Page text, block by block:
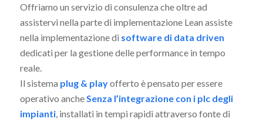
Offriamo un servizio di consulenza che oltre ad
assistervi nella parte di implementazione Lean assiste
nella implementazione di software di data driven
dedicati per la gestione delle performance in tempo
reale.
Il sistema plug & playofferto è pensato per essere
operativo anche Senza l’integrazione con i plc degli
impianti, installati in tempi rapidi attraverso fonte di